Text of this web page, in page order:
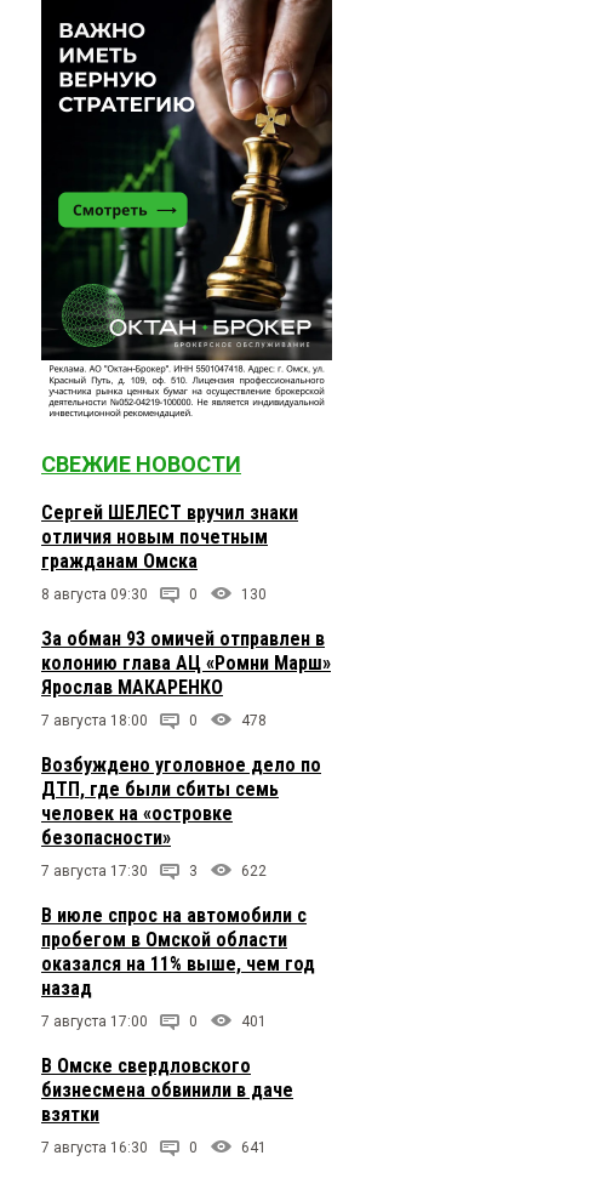
СВЕЖИЕ НОВОСТИ
Сергей ШЕЛЕСТ вручил знаки
отличия новым почетным
гражданам Омска
8 августа 09:30 0 130
За обман 93 омичей отправлен в
колонию глава АЦ «Ромни Марш»
Ярослав МАКАРЕНКО
7 августа 18:00 0 478
Возбуждено уголовное дело по
ДТП, где были сбиты семь
человек на «островке
безопасности»
7 августа 17:30 3 622
В июле спрос на автомобили с
пробегом в Омской области
оказался на 11% выше, чем год
назад
7 августа 17:00 0 401
В Омске свердловского
бизнесмена обвинили в даче
взятки
7 августа 16:30 0 641